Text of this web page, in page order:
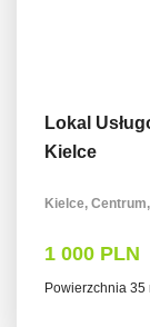
Lokal
Kielce
Kielce,
1 000 PLN
Powierzchnia 35